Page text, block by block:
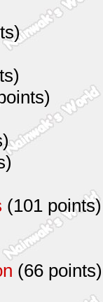
(101 points)
(66 points)